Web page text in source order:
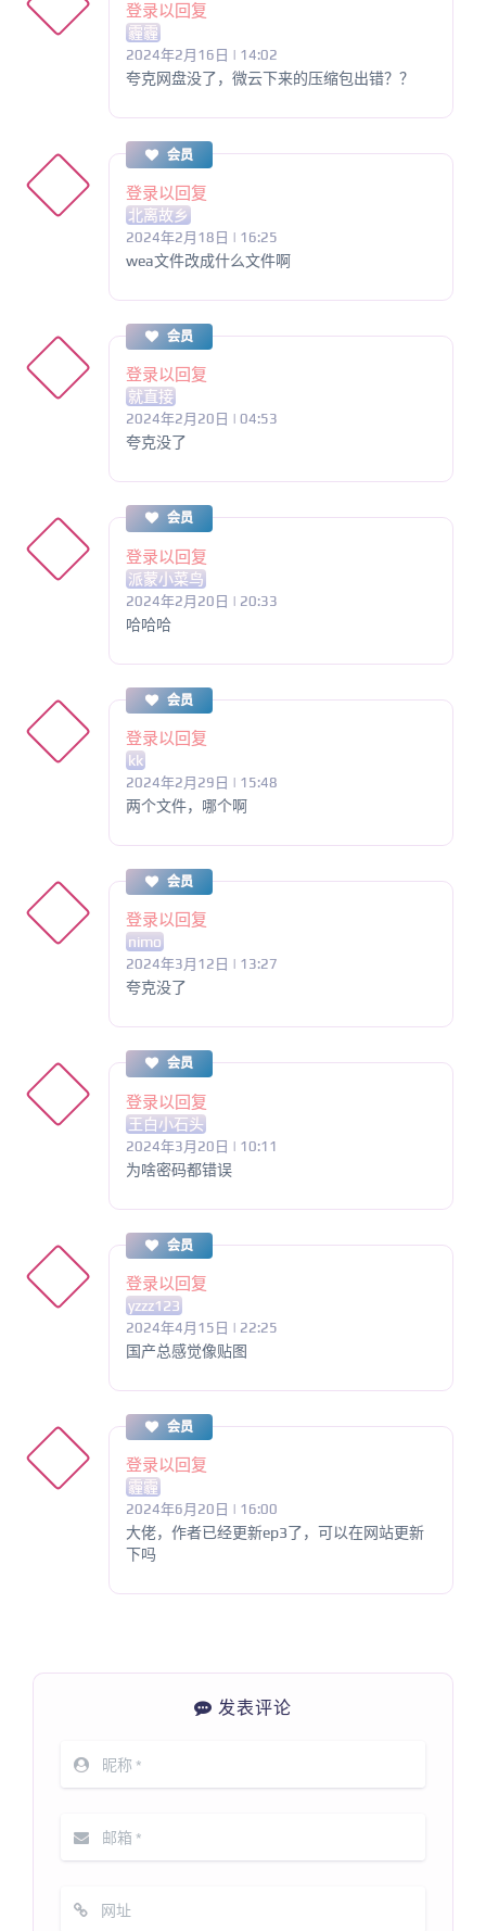
登录以回复
霾霾
2024年2月16日 | 14:02
夸克网盘没了，微云下来的压缩包出错？？
会员
登录以回复
北离故乡
2024年2月18日 | 16:25
wea文件改成什么文件啊
会员
登录以回复
就直接
2024年2月20日 | 04:53
夸克没了
会员
登录以回复
派蒙小菜鸟
2024年2月20日 | 20:33
哈哈哈
会员
登录以回复
kk
2024年2月29日 | 15:48
两个文件，哪个啊
会员
登录以回复
nimo
2024年3月12日 | 13:27
夸克没了
会员
登录以回复
王白小石头
2024年3月20日 | 10:11
为啥密码都错误
会员
登录以回复
yzzz123
2024年4月15日 | 22:25
国产总感觉像贴图
会员
登录以回复
霾霾
2024年6月20日 | 16:00
大佬，作者已经更新ep3了，可以在网站更新
下吗
发表评论